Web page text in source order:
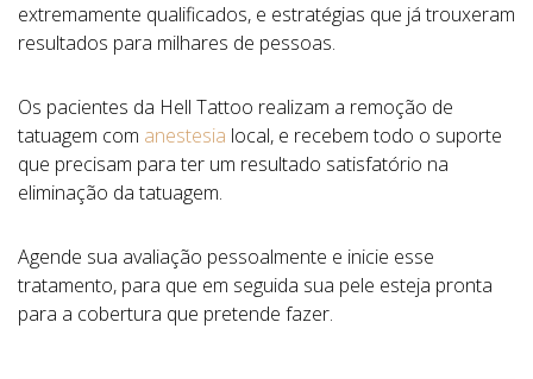
extremamente qualificados, e estratégias que já trouxeram
resultados para milhares de pessoas.
Os pacientes da Hell Tattoo realizam a remoção de
tatuagem com anestesia local, e recebem todo o suporte
que precisam para ter um resultado satisfatório na
eliminação da tatuagem.
Agende sua avaliação pessoalmente e inicie esse
tratamento, para que em seguida sua pele esteja pronta
para a cobertura que pretende fazer.